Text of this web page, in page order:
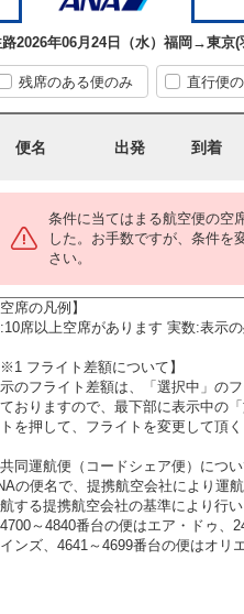
2026年06月24日（水） 福岡 →東京(
残席のある便のみ 直行便
便名 出発 到着
条件に当てはまる航空便の空
した。お手数ですが、条件を
さい。
空席の凡例】
席以上空席があります 実数:表示
※1 フライト差額について】
のフライト差額は、「選択中」の
おりますので、最下部に表示中の
を押して、フライトを変更して頂
共同運航便（コードシェア便）につい
の便名で、提携航空会社により運
する提携航空会社の基準により行い
～4840番台の便はエア・ドゥ、
ンズ、4641～4699番台の便はオリ